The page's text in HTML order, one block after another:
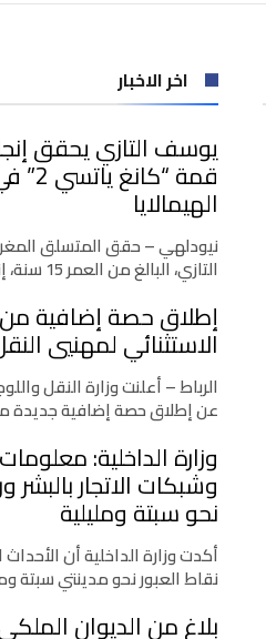
اخر الاخبار
يوسف التازي يحقق
قمة
الهيمالايا
نيودلهي – حقق المتسلق
التازي، البالغ من العمر 15 سنة، إنجازًا …
إطلاق حصة إضافية
الاستثنائي لمهنيي
الرباط – أعلنت وزارة النقل
عن إطلاق حصة إضافية جديدة
وزارة الداخلية:
وشبكات الاتجار بالبشر
نحو سبتة ومليلية
أكدت وزارة الداخلية أن
نقاط العبور نحو مدينتي سبتة
بلاغ من الديوان